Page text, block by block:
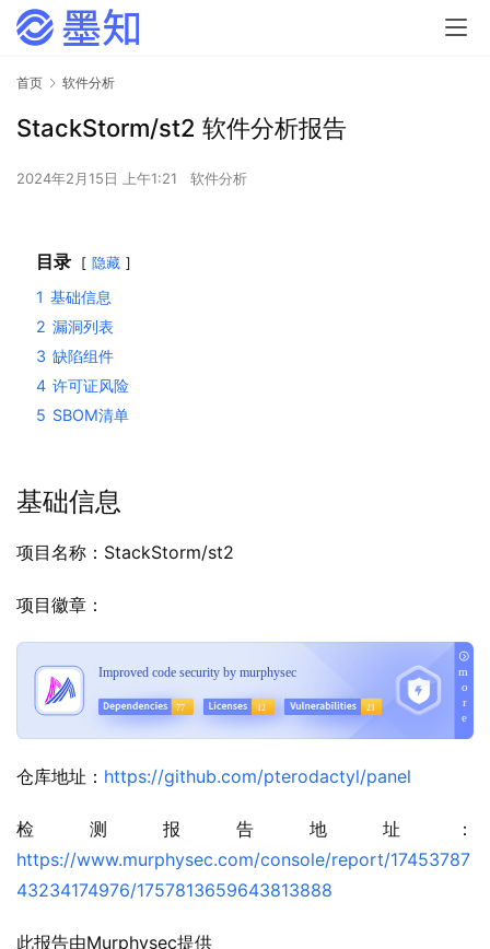
首页 软件分析
StackStorm/st2 软件分析报告
2024年2月15日 上午1:21 软件分析
目录 隐藏
1 基础信息
2 漏洞列表
3 缺陷组件
4 许可证风险
5 SBOM清单
基础信息
项目名称：StackStorm/st2
项目徽章：
仓库地址： https://github.com/pterodactyl/panel
检测报告地址：
https://www.murphysec.com/console/report/17453787
43234174976/1757813659643813888
此报告由Murphysec提供